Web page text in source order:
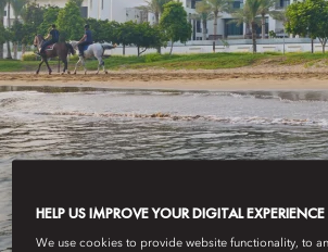
MUSCAT
HELP US IMPROVE YOUR DIGITAL EXPERIENCE
We use cookies to provide website functionality, to